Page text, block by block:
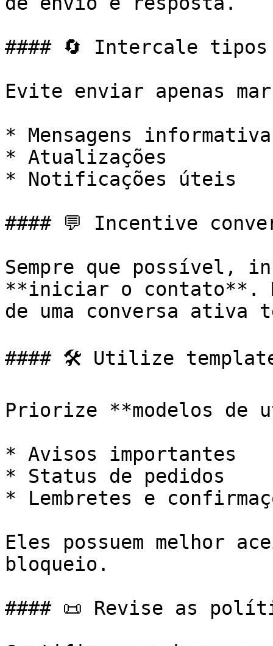
#### 🔄 Intercale tipos
Evite enviar apenas
* Mensagens
* Atualizações
* Notificações úteis
#### 💬 Incentive
Sempre que possível,
**iniciar o contato**.
de uma conversa ativa
#### 🛠️ Utilize
Priorize **modelos de
* Avisos importantes
* Status de pedidos
* Lembretes e
Eles possuem melhor
bloqueio.
#### 📜 Revise as